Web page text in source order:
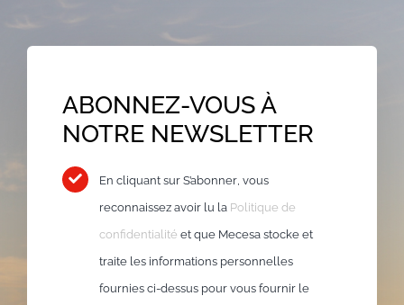
ABONNEZ-VOUS À
NOTRE NEWSLETTER
En cliquant sur S’abonner, vous
reconnaissez avoir lu la Politique de
confidentialité et que Mecesa stocke et
traite les informations personnelles
fournies ci-dessus pour vous fournir le